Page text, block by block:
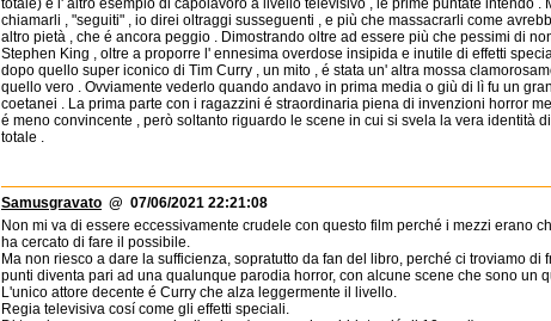
totale) é l' altro esempio di capolavoro a livello televisivo , le prime puntate intendo .
chiamarli , "seguiti" , io direi oltraggi susseguenti , e più che massacrarli come
altro pietà , che é ancora peggio . Dimostrando oltre ad essere più che pessimi di
Stephen King , oltre a proporre l' ennesima overdose insipida e inutile di effetti
dopo quello super iconico di Tim Curry , un mito , é stata un' altra mossa
quello vero . Ovviamente vederlo quando andavo in prima media o giù di lì fu un
coetanei . La prima parte con i ragazzini é straordinaria piena di invenzioni horror
é meno convincente , però soltanto riguardo le scene in cui si svela la vera identità
totale .
Samusgravato @ 07/06/2021 22:21:08
Non mi va di essere eccessivamente crudele con questo film perché i mezzi erano
ha cercato di fare il possibile.
Ma non riesco a dare la sufficienza, sopratutto da fan del libro, perché ci troviamo di
punti diventa pari ad una qualunque parodia horror, con alcune scene che sono un
L'unico attore decente é Curry che alza leggermente il livello.
Regia televisiva cosí come gli effetti speciali.